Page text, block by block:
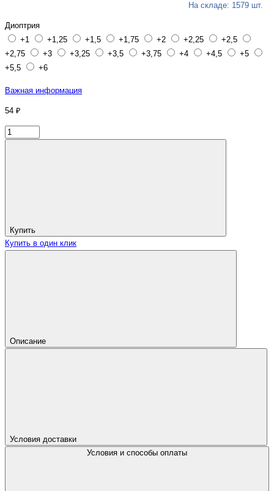
На складе: 1579 шт.
Диоптрия
+1
+1,25 +1,5 +1,75 +2 +2,25
+2,5
+2,75
+3 +3,25 +3,5 +3,75 +4 +4,5
+5
+5,5
+6
Важная информация
54 ₽
Купить
Купить в один клик
Описание
Условия доставки
Условия и способы оплаты